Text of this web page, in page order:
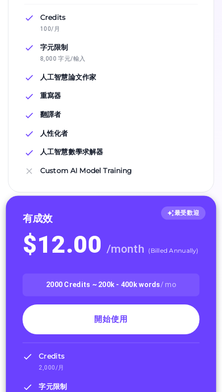
Credits
100/月
字元限制
8,000 字元/輸入
人工智慧論文作家
重寫器
翻譯者
人性化者
人工智慧數學求解器
Custom AI Model Training
最受歡迎
有成效
$12.00 /month (Billed Annually)
2000 Credits ~ 200k - 400kwords/ mo
開始使用
Credits
2,000/月
字元限制